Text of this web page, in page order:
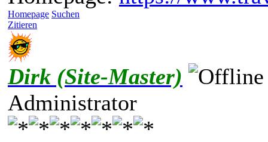
Homepage Suchen
Zitieren
Dirk (Site-Master)
Administrator